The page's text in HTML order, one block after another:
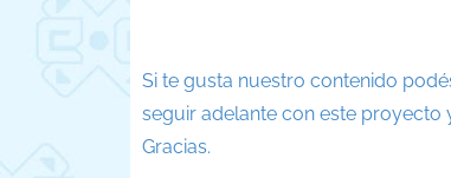
Si te gusta nuestro contenido
seguir adelante con este proyecto
Gracias.